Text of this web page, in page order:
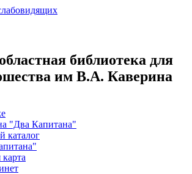
библиотека для
им В.А. Каверина
"Два Капитана"
каталог